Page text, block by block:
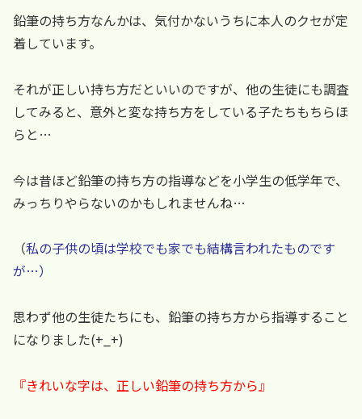
鉛筆の持ち方なんかは、気付かないうちに本人のクセが定
着しています。
それが正しい持ち方だといいのですが、他の生徒にも調査
してみると、意外と変な持ち方をしている子たちもちらほ
らと…
今は昔ほど鉛筆の持ち方の指導などを小学生の低学年で、
みっちりやらないのかもしれませんね…
（私の子供の頃は学校でも家でも結構言われたものです
が…）
思わず他の生徒たちにも、鉛筆の持ち方から指導すること
になりました(+_+)
『きれいな字は、正しい鉛筆の持ち方から』